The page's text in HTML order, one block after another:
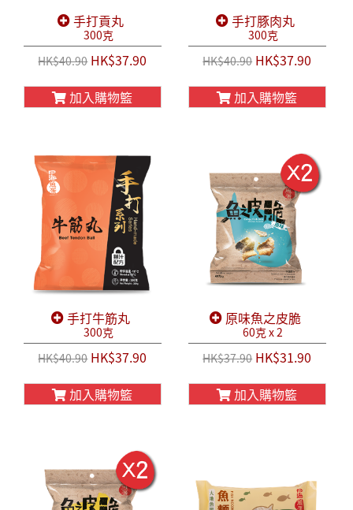
手打貢丸
300克
HK$40.90HK$37.90
加入購物籃
手打豚肉丸
300克
HK$40.90HK$37.90
加入購物籃
手打牛筋丸
300克
HK$40.90HK$37.90
加入購物籃
原味魚之皮脆
60克 x 2
HK$37.90HK$31.90
加入購物籃